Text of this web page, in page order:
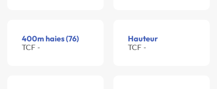
400m haies (76)
TCF -
Hauteur
TCF -